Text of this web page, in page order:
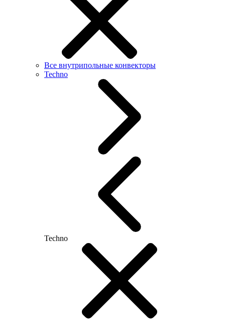
Все внутрипольные конвекторы
Techno
Techno